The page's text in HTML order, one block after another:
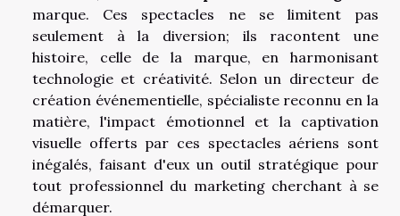
marque. Ces spectacles ne se limitent pas
seulement à la diversion; ils racontent une
histoire, celle de la marque, en harmonisant
technologie et créativité. Selon un directeur de
création événementielle, spécialiste reconnu en la
matière, l'impact émotionnel et la captivation
visuelle offerts par ces spectacles aériens sont
inégalés, faisant d'eux un outil stratégique pour
tout professionnel du marketing cherchant à se
démarquer.